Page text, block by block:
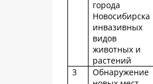
города
Новосибирска
инвазивных
видов
животных и
растений
3
Обнаружение